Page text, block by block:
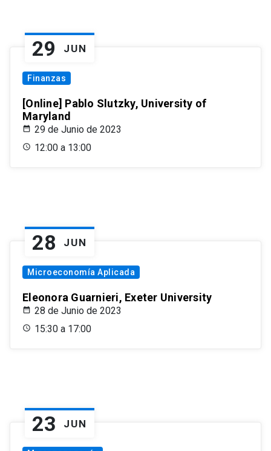
29 JUN
Finanzas
[Online] Pablo Slutzky, University of
Maryland
29 de Junio de 2023
12:00 a 13:00
28 JUN
Microeconomía Aplicada
Eleonora Guarnieri, Exeter University
28 de Junio de 2023
15:30 a 17:00
23 JUN